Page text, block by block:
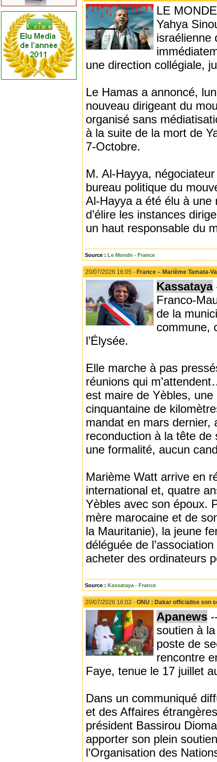
LE
Yahya
israélienne
une direction collégiale,
Le Hamas a annoncé,
nouveau dirigeant du
organisé sans
à la suite de la mort de
7-Octobre.
M. Al-Hayya,
bureau politique du
Al-Hayya a été élu à une
d’élire les instances
un haut responsable du
Source : Le Monde - France
20/07/2026 16:05 - France – Marième Tamata-
Kassataya
Franco-
de la
commune,
l’Élysée.
Elle marche à pas
réunions qui
est maire de Yèbles,
cinquantaine de
mandat en mars dernier,
reconduction à la tête
une formalité, aucun
Marième Watt arrive en
international et, quatre
Yèbles avec son époux.
mère marocaine et de
la Mauritanie), la jeune
déléguée de
acheter des ordinateurs
Source : Kassataya - France
20/07/2026 16:02 - ONU : Dakar officialise son
Apanews
soutien à
poste de
rencontre
Faye, tenue le 17 juillet
Dans un communiqué
et des Affaires
président Bassirou
apporter son plein
l’Organisation des